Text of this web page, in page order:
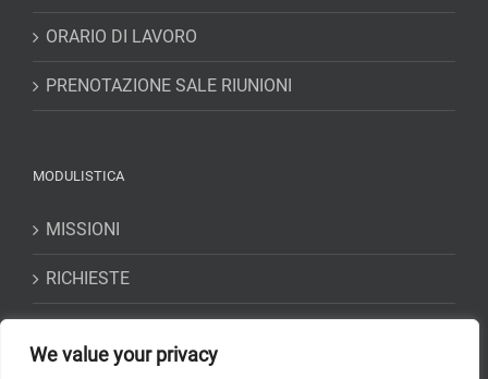
We value your privacy
ORARIO DI LAVORO
PRENOTAZIONE SALE RIUNIONI
MODULISTICA
MISSIONI
RICHIESTE